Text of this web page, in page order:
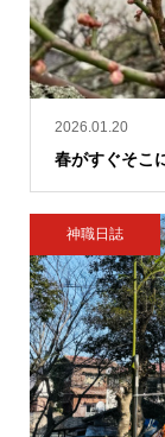
2026.01.20
春がすぐそこ
神職日誌